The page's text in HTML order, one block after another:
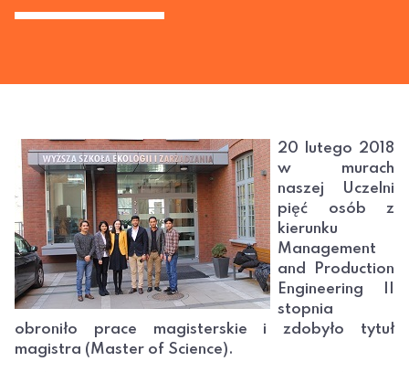
20 lutego 2018
w murach
naszej Uczelni
pięć osób z
kierunku
Management
and Production
Engineering II
stopnia
obroniło prace magisterskie i zdobyło tytuł
magistra (Master of Science).